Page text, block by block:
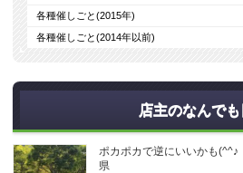
各種催しごと(2015年)
各種催しごと(2014年以前)
店主のなんで
ポカポカで逆にいいかも
県